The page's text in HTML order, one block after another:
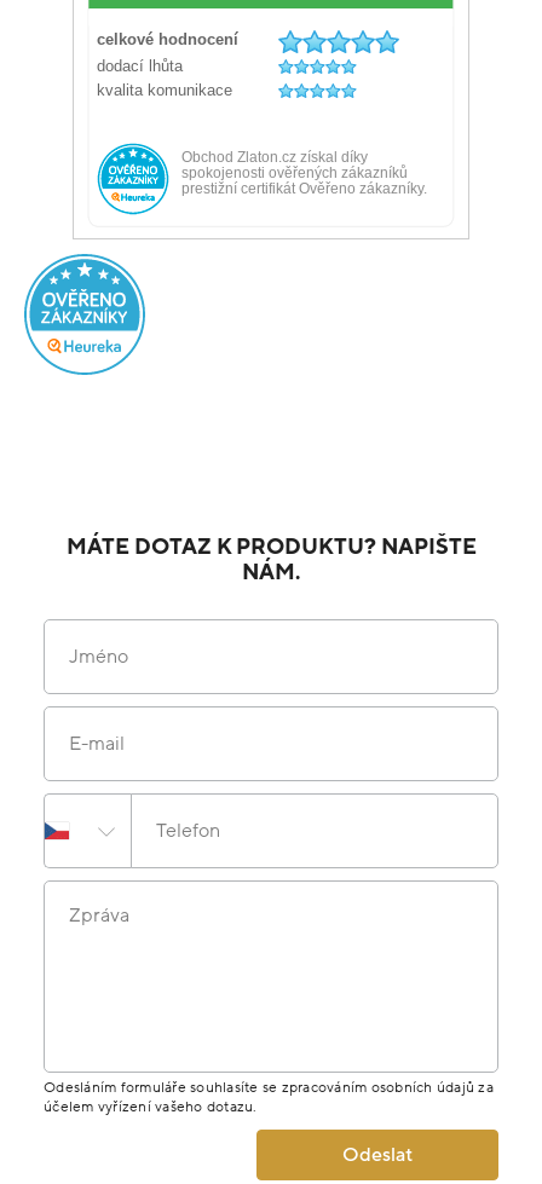
MÁTE DOTAZ K PRODUKTU? NAPIŠTE
NÁM.
Jméno
E-mail
Telefon
Zpráva
Odesláním formuláře souhlasíte se zpracováním osobních údajů za
účelem vyřízení vašeho dotazu.
Odeslat